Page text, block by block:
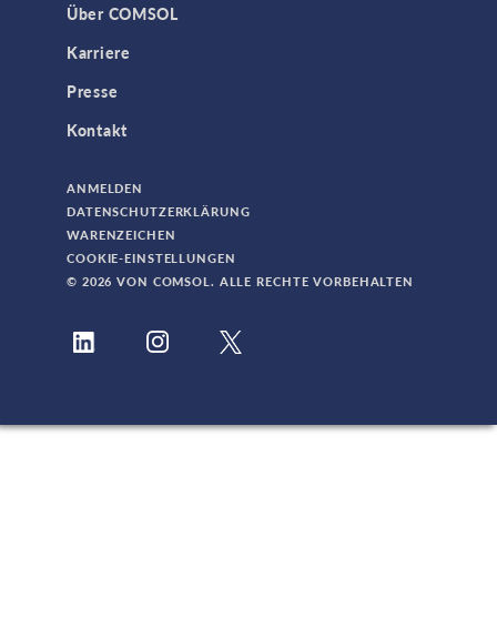
Über COMSOL
Karriere
Presse
Kontakt
ANMELDEN
DATENSCHUTZERKLÄRUNG
WARENZEICHEN
COOKIE-EINSTELLUNGEN
© 2026 VON COMSOL. ALLE RECHTE VORBEHALTEN